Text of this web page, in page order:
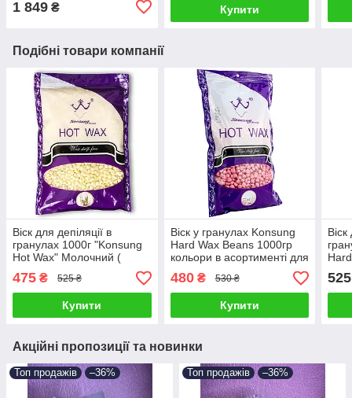
1 849 ₴
Купити
Подібні товари компанії
Віск для депіляції в
гранулах 1000г "Konsung
Hot Wax" Молочний (
плівковий віск )
475 ₴ 525 ₴
Купити
Віск у гранулах Konsung
Hard Wax Beans 1000гр
кольори в асортименті для
депіляції для воскоплаву 1
кг
480₴ 530 ₴
Купити
Віск
525
Акційні пропозиції та новинки
Топ продажів –36% Топ продажів –36%